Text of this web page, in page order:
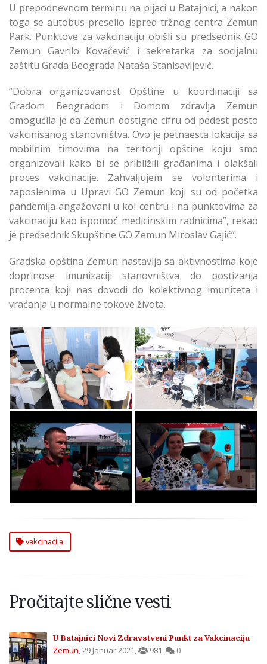
U prepodnevnom terminu na pijaci u Batajnici, a nakon
toga se autobus preselio ispred tržnog centra Zemun
Park. Punktove za vakcinaciju obišli su predsednik GO
Zemun Gavrilo Kovačević i sekretarka za socijalnu
zaštitu Grada Beograda Nataša Stanisavljević.
”Dobra organizovanost Opštine u koordinaciji sa
Gradom Beogradom i Domom zdravlja Zemun
omogućila je da Zemun dostigne cifru od pedest posto
vakcinisanog stanovništva. Ovo je petnaesta lokacija sa
mobilnim timovima na teritoriji opštine koju smo
organizovali kako bi se približili građanima i olakšali
proces vakcinacije. Zahvaljujem se volonterima i
zaposlenima u Upravi GO Zemun koji su od početka
pandemija angažovani u kol centru i na punktovima za
vakcinaciju kao ispomoć medicinskim radnicima”, rekao
je predsednik Skupštine GO Zemun Miroslav Gajić”.
Gradska opština Zemun nastavlja sa aktivnostima koje
doprinose imunizaciji stanovništva do postizanja
procenta koji nas dovodi do kolektivnog imuniteta i
vraćanja u normalne tokove života.
Uspešna Vakcinacija u
Batajnici i Zemun
Parku
Vakcinacija u Batajnici
i Zemun Parku
Uspešna Vakcinacija u
Batajnici i Zemun
Parku
Uspešna Vakcinacija u
Batajnici i Zemun
Parku
vakcinacija
Pročitajte slične vesti
U Batajnici Novi Zdravstveni Punkt za Vakcinaciju
Zemun,29 Januar 2021, 981, 0